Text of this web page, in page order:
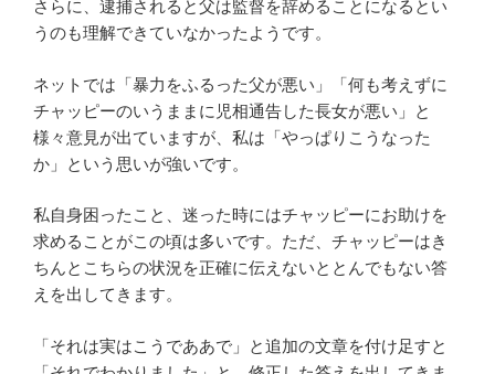
さらに、逮捕されると父は監督を辞めることになるとい
うのも理解できていなかったようです。
ネットでは「暴力をふるった父が悪い」「何も考えずに
チャッピーのいうままに児相通告した長女が悪い」と
様々意見が出ていますが、私は「やっぱりこうなった
か」という思いが強いです。
私自身困ったこと、迷った時にはチャッピーにお助けを
求めることがこの頃は多いです。ただ、チャッピーはき
ちんとこちらの状況を正確に伝えないととんでもない答
えを出してきます。
「それは実はこうでああで」と追加の文章を付け足すと